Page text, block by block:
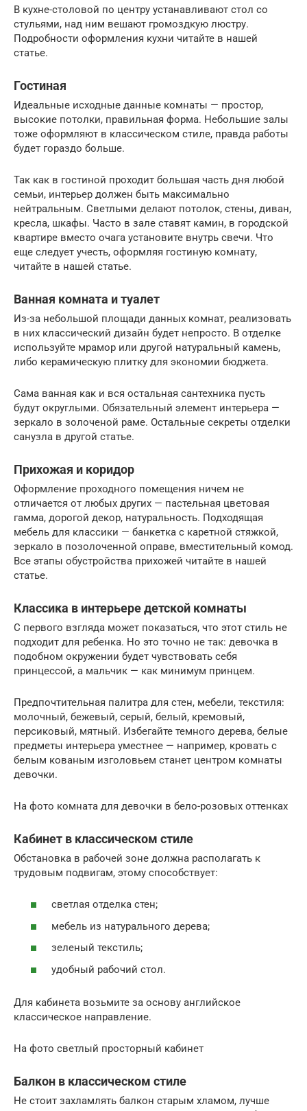
В кухне-столовой по центру устанавливают стол со
стульями, над ним вешают громоздкую люстру.
Подробности оформления кухни читайте в нашей
статье.
Гостиная
Идеальные исходные данные комнаты — простор,
высокие потолки, правильная форма. Небольшие залы
тоже оформляют в классическом стиле, правда работы
будет гораздо больше.
Так как в гостиной проходит большая часть дня любой
семьи, интерьер должен быть максимально
нейтральным. Светлыми делают потолок, стены, диван,
кресла, шкафы. Часто в зале ставят камин, в городской
квартире вместо очага установите внутрь свечи. Что
еще следует учесть, оформляя гостиную комнату,
читайте в нашей статье.
Ванная комната и туалет
Из-за небольшой площади данных комнат, реализовать
в них классический дизайн будет непросто. В отделке
используйте мрамор или другой натуральный камень,
либо керамическую плитку для экономии бюджета.
Сама ванная как и вся остальная сантехника пусть
будут округлыми. Обязательный элемент интерьера —
зеркало в золоченой раме. Остальные секреты отделки
санузла в другой статье.
Прихожая и коридор
Оформление проходного помещения ничем не
отличается от любых других — пастельная цветовая
гамма, дорогой декор, натуральность. Подходящая
мебель для классики — банкетка с каретной стяжкой,
зеркало в позолоченной оправе, вместительный комод.
Все этапы обустройства прихожей читайте в нашей
статье.
Классика в интерьере детской комнаты
С первого взгляда может показаться, что этот стиль не
подходит для ребенка. Но это точно не так: девочка в
подобном окружении будет чувствовать себя
принцессой, а мальчик — как минимум принцем.
Предпочтительная палитра для стен, мебели, текстиля:
молочный, бежевый, серый, белый, кремовый,
персиковый, мятный. Избегайте темного дерева, белые
предметы интерьера уместнее — например, кровать с
белым кованым изголовьем станет центром комнаты
девочки.
На фото комната для девочки в бело-розовых оттенках
Кабинет в классическом стиле
Обстановка в рабочей зоне должна располагать к
трудовым подвигам, этому способствует:
светлая отделка стен;
мебель из натурального дерева;
зеленый текстиль;
удобный рабочий стол.
Для кабинета возьмите за основу английское
классическое направление.
На фото светлый просторный кабинет
Балкон в классическом стиле
Не стоит захламлять балкон старым хламом, лучше